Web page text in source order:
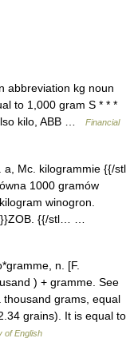
abbreviation kg noun
to 1,000 gram S * * *
kilo, ABB …
Financial
Mc. kilogrammie {{/stl
1000 gramów
winogron.
{{/stl… …
n. [F.
) + gramme. See
grams, equal
grains). It is equal to
of English